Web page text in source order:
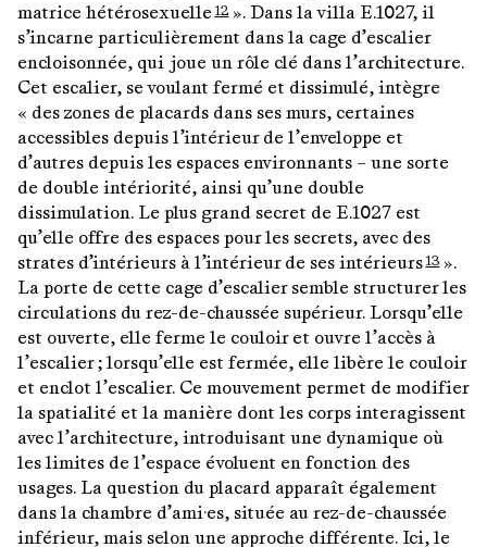
matrice hétérosexuelle 12». Dans la villa E.1027, il
s’incarne particulièrement dans la cage d’escalier
encloisonnée, qui joue un rôle clé dans l’architecture.
Cet escalier, se voulant fermé et dissimulé, intègre
« des zones de placards dans ses murs, certaines
accessibles depuis l’intérieur de l’enveloppe et
d’autres depuis les espaces environnants – une sorte
de double intériorité, ainsi qu’une double
dissimulation. Le plus grand secret de E.1027 est
qu’elle offre des espaces pour les secrets, avec des
strates d’intérieurs à l’intérieur de ses intérieurs 13».
La porte de cette cage d’escalier semble structurer les
circulations du rez-de-chaussée supérieur. Lorsqu’elle
est ouverte, elle ferme le couloir et ouvre l’accès à
l’escalier ; lorsqu’elle est fermée, elle libère le couloir
et enclot l’escalier. Ce mouvement permet de modifier
la spatialité et la manière dont les corps interagissent
avec l’architecture, introduisant une dynamique où
les limites de l’espace évoluent en fonction des
usages. La question du placard apparaît également
dans la chambre d’ami·es, située au rez-de-chaussée
inférieur, mais selon une approche différente. Ici, le